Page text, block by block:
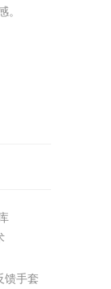
。
馈手套